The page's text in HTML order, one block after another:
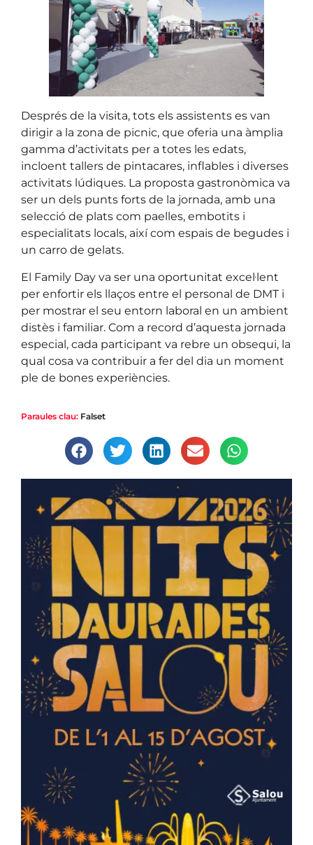
Després de la visita, tots els assistents es van
dirigir a la zona de picnic, que oferia una àmplia
gamma d’activitats per a totes les edats,
incloent tallers de pintacares, inflables i diverses
activitats lúdiques. La proposta gastronòmica va
ser un dels punts forts de la jornada, amb una
selecció de plats com paelles, embotits i
especialitats locals, així com espais de begudes i
un carro de gelats.
El Family Day va ser una oportunitat excel·lent
per enfortir els llaços entre el personal de DMT i
per mostrar el seu entorn laboral en un ambient
distès i familiar. Com a record d’aquesta jornada
especial, cada participant va rebre un obsequi, la
qual cosa va contribuir a fer del dia un moment
ple de bones experiències.
Paraules clau: Falset